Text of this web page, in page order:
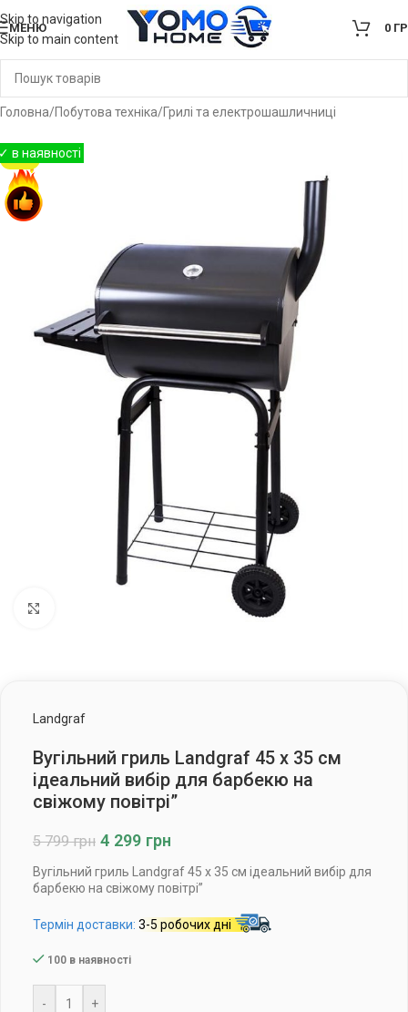
Skip to navigation
Skip to main content
МЕНЮ 0
Головна/Побутова техніка/Грилі та електрошашличниці
-26%
Landgraf
Вугільний гриль Landgraf 45 х 35 см
ідеальний вибір для барбекю на
свіжому повітрі”
5 799грн 4 299 грн
Вугільний гриль Landgraf 45 х 35 см ідеальний вибір для
барбекю на свіжому повітрі”
Термін доставки: 3-5 робочих дні
100 в наявності
- +